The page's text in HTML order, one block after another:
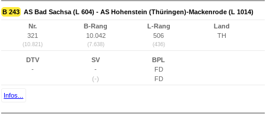
B 243 AS Bad Sachsa (L 604) - AS Hohenstein (Thüringen)-Mackenrode (L 1014)
Nr.
321
(10.821)
B-Rang
10.042
(7.638)
L-Rang
506
(436)
Land
TH
DTV
-
SV
-
(-)
BPL
FD
FD
Infos...